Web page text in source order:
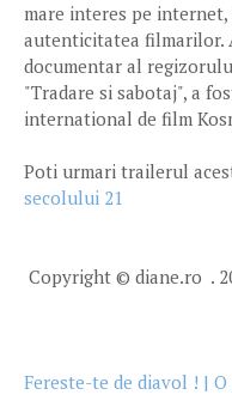
mare interes pe
autenticitatea filmarilor.
documentar al
"Tradare si sabotaj", a
international de film
Poti urmari trailerul
secolului 21
Copyright © diane.ro .
Fereste-te de diavol ! |